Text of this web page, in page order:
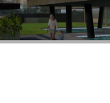
RICERCA